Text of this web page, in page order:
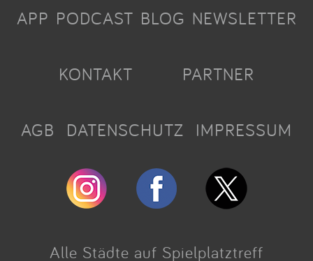
APP PODCAST BLOG NEWSLETTER
KONTAKT PARTNER
AGB DATENSCHUTZ IMPRESSUM
Alle Städte auf Spielplatztreff